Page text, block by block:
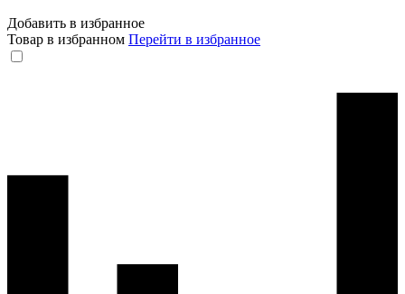
Добавить в избранное
Товар в избранном Перейти в избранное